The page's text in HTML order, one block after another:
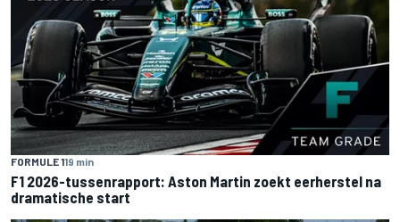
FORMULE 119 min
F1 2026-tussenrapport: Aston Martin zoekt eerherstel na
dramatische start